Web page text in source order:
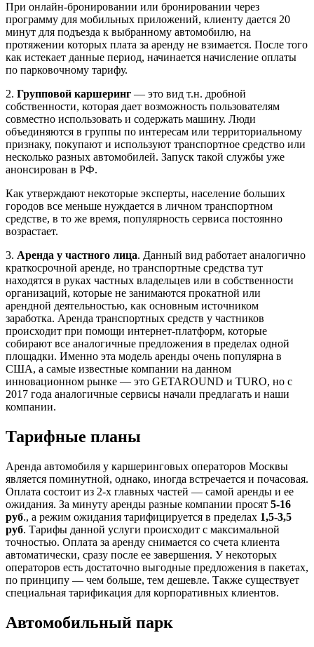
При онлайн-бронировании или бронировании через
программу для мобильных приложений, клиенту дается 20
минут для подъезда к выбранному автомобилю, на
протяжении которых плата за аренду не взимается. После того
как истекает данные период, начинается начисление оплаты
по парковочному тарифу.
2. Групповой каршеринг — это вид т.н. дробной
собственности, которая дает возможность пользователям
совместно использовать и содержать машину. Люди
объединяются в группы по интересам или территориальному
признаку, покупают и используют транспортное средство или
несколько разных автомобилей. Запуск такой службы уже
анонсирован в РФ.
Как утверждают некоторые эксперты, население больших
городов все меньше нуждается в личном транспортном
средстве, в то же время, популярность сервиса постоянно
возрастает.
3. Аренда у частного лица. Данный вид работает аналогично
краткосрочной аренде, но транспортные средства тут
находятся в руках частных владельцев или в собственности
организаций, которые не занимаются прокатной или
арендной деятельностью, как основным источником
заработка. Аренда транспортных средств у частников
происходит при помощи интернет-платформ, которые
собирают все аналогичные предложения в пределах одной
площадки. Именно эта модель аренды очень популярна в
США, а самые известные компании на данном
инновационном рынке — это GETAROUND и TURO, но с
2017 года аналогичные сервисы начали предлагать и наши
компании.
Тарифные планы
Аренда автомобиля у каршеринговых операторов Москвы
является поминутной, однако, иногда встречается и почасовая.
Оплата состоит из 2-х главных частей — самой аренды и ее
ожидания. За минуту аренды разные компании просят 5-16
руб., а режим ожидания тарифицируется в пределах 1,5-3,5
руб. Тарифы данной услуги происходит с максимальной
точностью. Оплата за аренду снимается со счета клиента
автоматически, сразу после ее завершения. У некоторых
операторов есть достаточно выгодные предложения в пакетах,
по принципу — чем больше, тем дешевле. Также существует
специальная тарификация для корпоративных клиентов.
Автомобильный парк